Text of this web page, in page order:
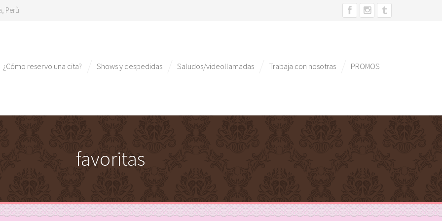
Perù
¿Cómo reservo una cita? Shows y despedidas Saludos/videollamadas Trabaja con nosotras PROMOS
favoritas